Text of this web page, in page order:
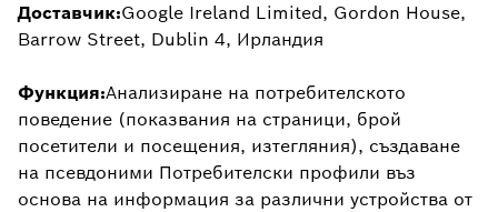
Доставчик:Google Ireland Limited, Gordon House,
Barrow Street, Dublin 4, Ирландия
Функция:Анализиране на потребителското
поведение (показвания на страници, брой
посетители и посещения, изтегляния), създаване
на псевдоними Потребителски профили въз
основа на информация за различни устройства от